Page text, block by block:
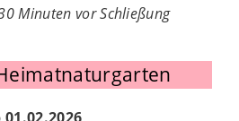
Minuten vor Schließung